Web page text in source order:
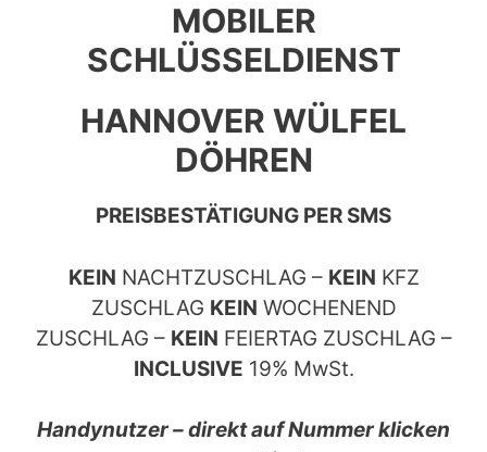
MOBILER
SCHLÜSSELDIENST
HANNOVER WÜLFEL
DÖHREN
PREISBESTÄTIGUNG PER SMS
KEIN NACHTZUSCHLAG – KEIN KFZ
ZUSCHLAG KEIN WOCHENEND
ZUSCHLAG – KEIN FEIERTAG ZUSCHLAG –
INCLUSIVE 19% MwSt.
Handynutzer – direkt auf Nummer klicken